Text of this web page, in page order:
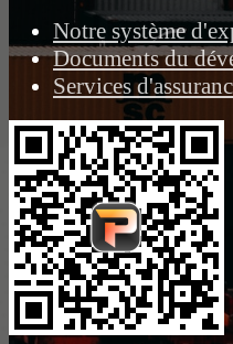
Notre système
Documents du
Services